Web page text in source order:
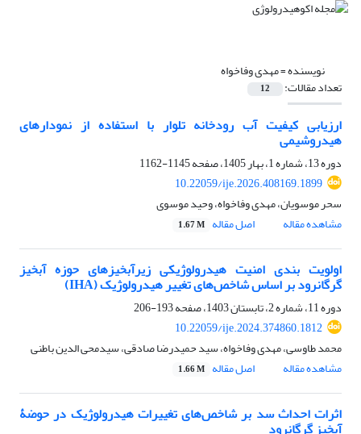
نویسنده =مهدی وفاخواه
تعداد مقالات: 12
ارزیابی کیفیت آب رودخانه تلوار با استفاده از نمودارهای
هیدروشیمی
دوره 13، شماره 1، بهار 1405، صفحه
1145-1162
10.22059/ije.2026.408169.1899
سحر موسویان، مهدی وفاخواه، وحید موسوی
مشاهده مقاله
اصل مقاله 1.67 M
اولویت بندی امنیت هیدرولوژیکی زیرآبخیزهای حوزه آبخیز
گرگانرود بر اساس شاخص‌های تغییر هیدرولوژیک (IHA)
دوره 11، شماره 2، تابستان 1403، صفحه
193-206
10.22059/ije.2024.374860.1812
محمد طاوسی، مهدی وفاخواه، سید حمیدرضا صادقی، سیدمحی الدین باطنی
مشاهده مقاله
اصل مقاله 1.66 M
اثرات احداث سد بر شاخص‌های تغییرات هیدرولوژیک در حوضۀ